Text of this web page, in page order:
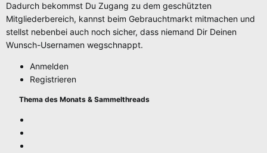
Dadurch bekommst Du Zugang zu dem geschützten
Mitgliederbereich, kannst beim Gebrauchtmarkt mitmachen und
stellst nebenbei auch noch sicher, dass niemand Dir Deinen
Wunsch-Usernamen wegschnappt.
Anmelden
Registrieren
Thema des Monats & Sammelthreads